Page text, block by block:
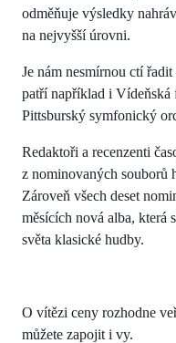
odměňuje výsledky
na nejvyšší úrovni.
Je nám nesmírnou ctí
patří například i Vídeňská
Pittsburský symfonický
Redaktoři a recenzenti
z nominovaných souborů
Zároveň všech deset
měsících nová alba, která
světa klasické hudby.
O vítězi ceny rozhodne
můžete zapojit i vy.